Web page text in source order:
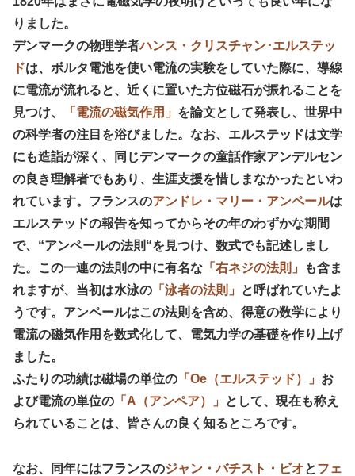
りました。
デンマークの物理学者ハンス・クリスチャン･エルステッ
ドは、ボルタ電池を使い電流の実験をしていた際に、導線
に電流が流れると、近くに置いた方位磁石が振れることを
見つけ、
「電流の磁気作用」 を論文として発表し、世界中
の科学者の注目を浴びました。なお、エルステッドは文学
にも造詣が深く、同じデンマークの童話作家アンデルセン
の良き理解者でもあり、生涯支援を惜しまなかったといわ
れています。フランスのアンドレ・マリー・アンペールは
エルステッドの報告を知ってからその年のわずかな期間
で、“アンペールの法則“を見つけ、数式でも記述しまし
た。この一連の法則の中に有名な 「右ネジの法則」
も含ま
れますが、当初は水泳の 「泳者の法則」 と呼ばれていたよ
うです。アンペールはこの法則を含め、得意の数学により
電流の磁気作用を数式化して、電気力学の基礎を作り上げ
ました。
ふたりの功績は磁場の単位の 「Oe（エルステッド）」 お
よび電流の単位の 「A（アンペア）」 として、現在も称え
られていることは、皆さんの良く知るところです。
なお、同年にはフランスのジャン・バチスト・ビオとフェ